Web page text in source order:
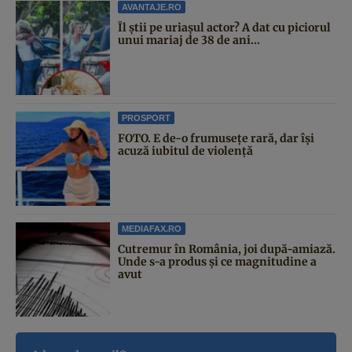
AVANTAJE.RO
Îl știi pe uriașul actor? A dat cu piciorul
unui mariaj de 38 de ani...
PROSPORT
FOTO. E de-o frumusețe rară, dar își
acuză iubitul de violență
MEDIAFAX.RO
Cutremur în România, joi după-amiază.
Unde s-a produs și ce magnitudine a
avut